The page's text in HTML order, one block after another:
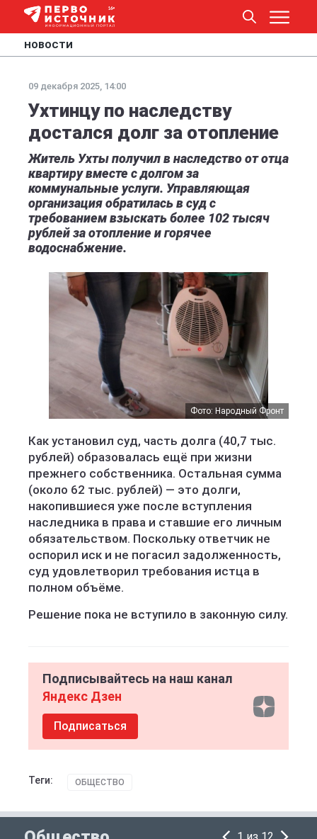
НОВОСТИ
09 декабря 2025, 14:00
Ухтинцу по наследству
достался долг за отопление
Житель Ухты получил в наследство от отца
квартиру вместе с долгом за
коммунальные услуги. Управляющая
организация обратилась в суд с
требованием взыскать более 102 тысяч
рублей за отопление и горячее
водоснабжение.
Фото: Народный Фронт
Как установил суд, часть долга (40,7 тыс.
рублей) образовалась ещё при жизни
прежнего собственника. Остальная сумма
(около 62 тыс. рублей) — это долги,
накопившиеся уже после вступления
наследника в права и ставшие его личным
обязательством. Поскольку ответчик не
оспорил иск и не погасил задолженность,
суд удовлетворил требования истца в
полном объёме.
Решение пока не вступило в законную силу.
Подписывайтесь на наш канал
Яндекс Дзен
Подписаться
Теги: ОБЩЕСТВО